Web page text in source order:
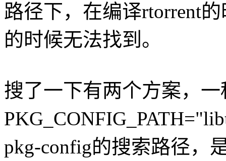
路径下，在编译rtorrent
的时候无法找到。
搜了一下有两个方案，一
pkg-config的搜索路径，